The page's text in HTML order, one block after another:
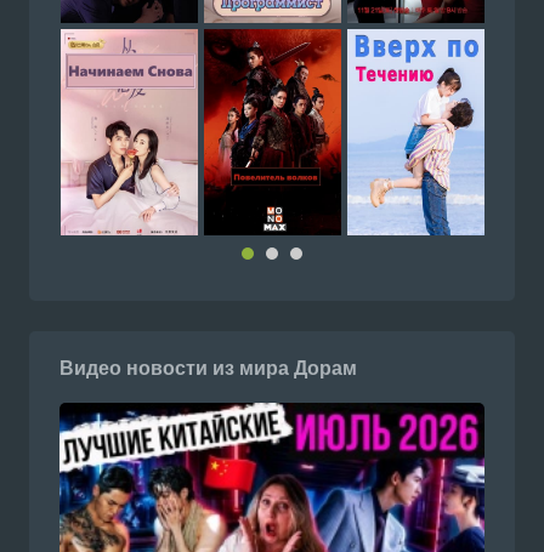
Видео новости из мира Дорам